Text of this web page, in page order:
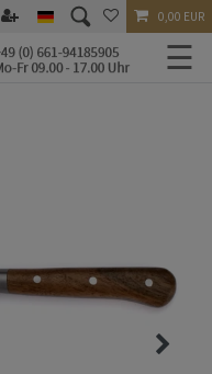
0,00 EUR
☰